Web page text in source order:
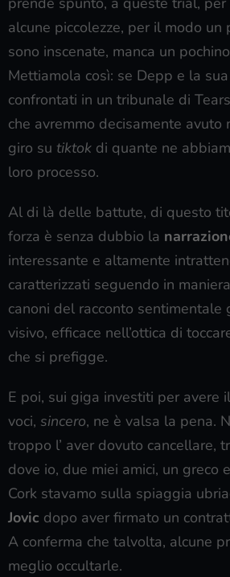
alcune piccolezze, per il modo un
sono inscenate, manca un
Mettiamola così: se Depp e la
confrontati in un tribunale di
che avremmo decisamente avuto
giro su tiktok di quante ne
loro processo.
Al di là delle battute, di questo
forza è senza dubbio la
interessante e altamente
caratterizzati seguendo in
canoni del racconto sentimentale
visivo, efficace nell’ottica di
che si prefigge.
E poi, sui giga investiti per avere
voci, sincero, ne è valsa la pena.
troppo l’ aver dovuto cancellare,
dove io, due miei amici, un greco
Cork stavamo sulla spiaggia
Jovic dopo aver firmato un
A conferma che talvolta, alcune
meglio occultarle.